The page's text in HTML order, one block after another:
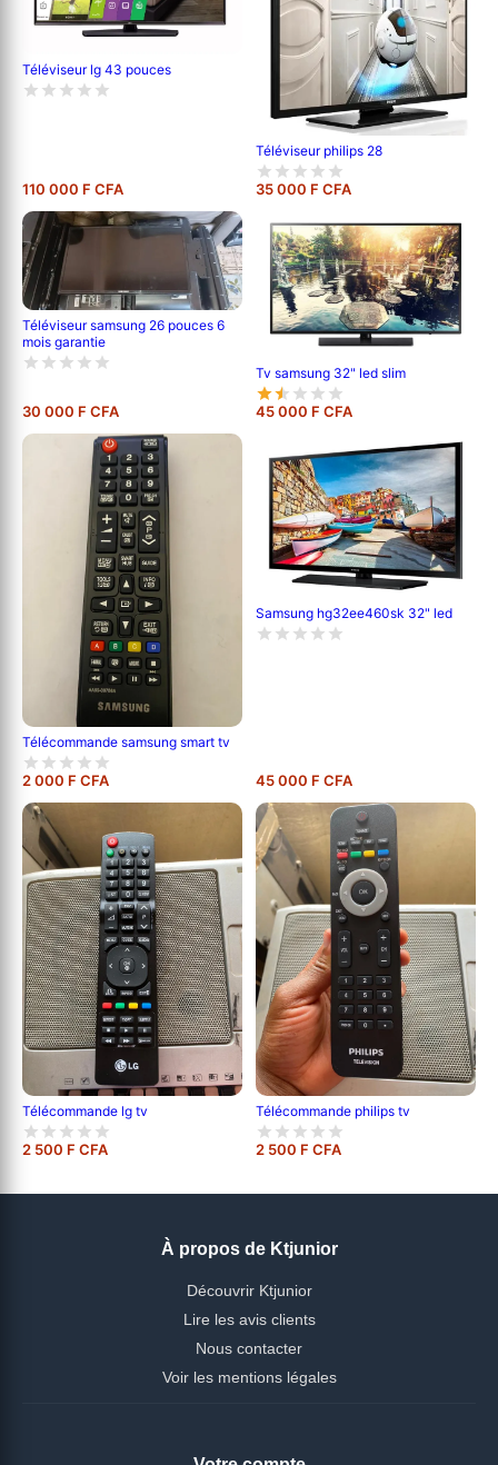
Téléviseur lg 43 pouces
110 000 F CFA
Téléviseur philips 28
35 000 F CFA
Téléviseur samsung 26 pouces 6
mois garantie
30 000 F CFA
Tv samsung 32" led slim
45 000 F CFA
Télécommande samsung smart tv
2 000 F CFA
Samsung hg32ee460sk 32" led
45 000 F CFA
Télécommande lg tv
2 500 F CFA
Télécommande philips tv
2 500 F CFA
À propos de Ktjunior
Découvrir Ktjunior
Lire les avis clients
Nous contacter
Voir les mentions légales